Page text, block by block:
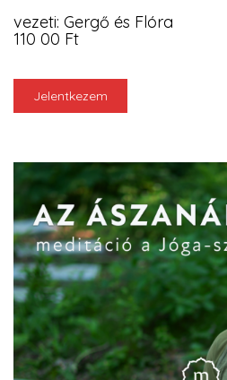
vezeti: Gergő és Flóra
110 00 Ft
Jelentkezem